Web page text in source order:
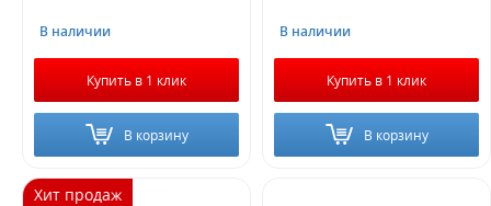
В наличии
Купить в 1 клик
В корзину
В наличии
Купить в 1 клик
В корзину
Хит продаж